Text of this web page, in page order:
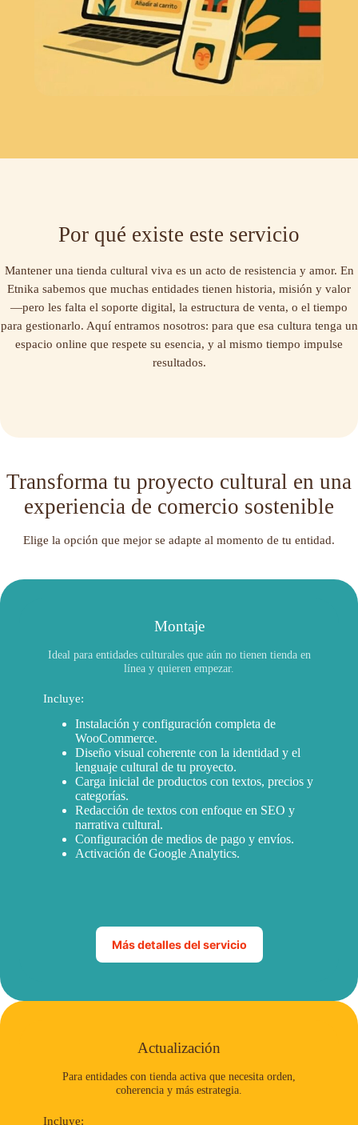
Por qué existe este servicio
Mantener una tienda cultural viva es un acto de resistencia y amor. En
Etnika sabemos que muchas entidades tienen historia, misión y valor
—pero les falta el soporte digital, la estructura de venta, o el tiempo
para gestionarlo. Aquí entramos nosotros: para que esa cultura tenga un
espacio online que respete su esencia, y al mismo tiempo impulse
resultados.
Transforma tu proyecto cultural en una
experiencia de comercio sostenible
Elige la opción que mejor se adapte al momento de tu entidad.
Montaje
Ideal para entidades culturales que aún no tienen tienda en
línea y quieren empezar.
Incluye:
Instalación y configuración completa de
WooCommerce.
Diseño visual coherente con la identidad y el
lenguaje cultural de tu proyecto.
Carga inicial de productos con textos, precios y
categorías.
Redacción de textos con enfoque en SEO y
narrativa cultural.
Configuración de medios de pago y envíos.
Activación de Google Analytics.
Más detalles del servicio
Actualización
Para entidades con tienda activa que necesita orden,
coherencia y más estrategia.
Incluye: